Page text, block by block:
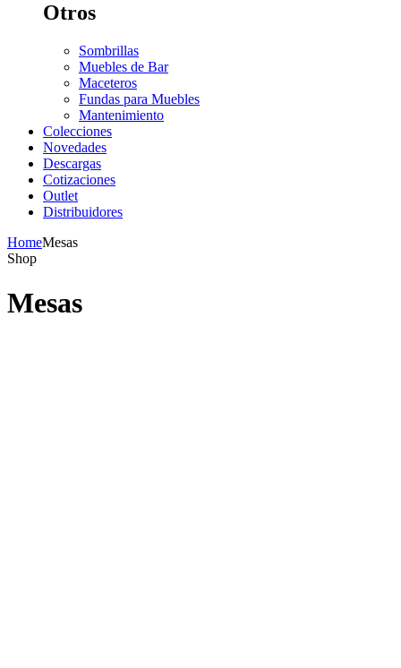
Otros
Sombrillas
Muebles de Bar
Maceteros
Fundas para Muebles
Mantenimiento
Colecciones
Novedades
Descargas
Cotizaciones
Outlet
Distribuidores
HomeMesas
Shop
Mesas